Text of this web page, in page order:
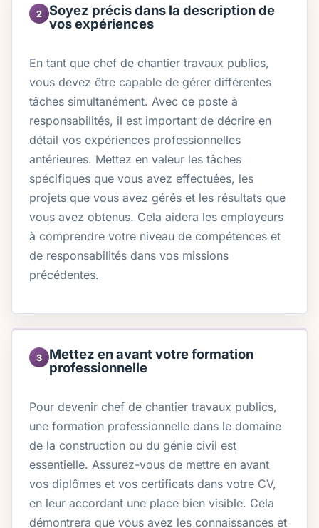
2
Soyez précis dans la description de
vos expériences
En tant que chef de chantier travaux publics,
vous devez être capable de gérer différentes
tâches simultanément. Avec ce poste à
responsabilités, il est important de décrire en
détail vos expériences professionnelles
antérieures. Mettez en valeur les tâches
spécifiques que vous avez effectuées, les
projets que vous avez gérés et les résultats que
vous avez obtenus. Cela aidera les employeurs
à comprendre votre niveau de compétences et
de responsabilités dans vos missions
précédentes.
3
Mettez en avant votre formation
professionnelle
Pour devenir chef de chantier travaux publics,
une formation professionnelle dans le domaine
de la construction ou du génie civil est
essentielle. Assurez-vous de mettre en avant
vos diplômes et vos certificats dans votre CV,
en leur accordant une place bien visible. Cela
démontrera que vous avez les connaissances et